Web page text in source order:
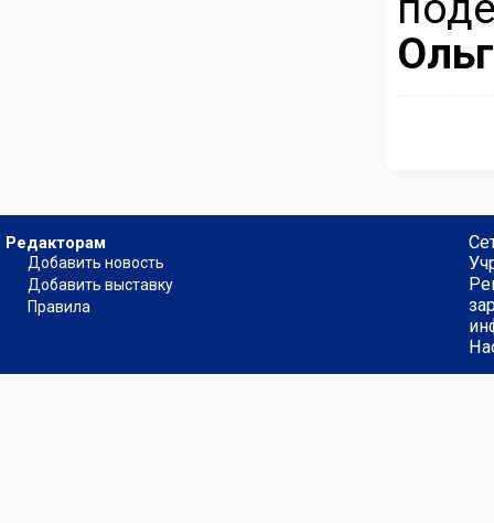
Редакторам
Добавить новость
Добавить выставку
Правила